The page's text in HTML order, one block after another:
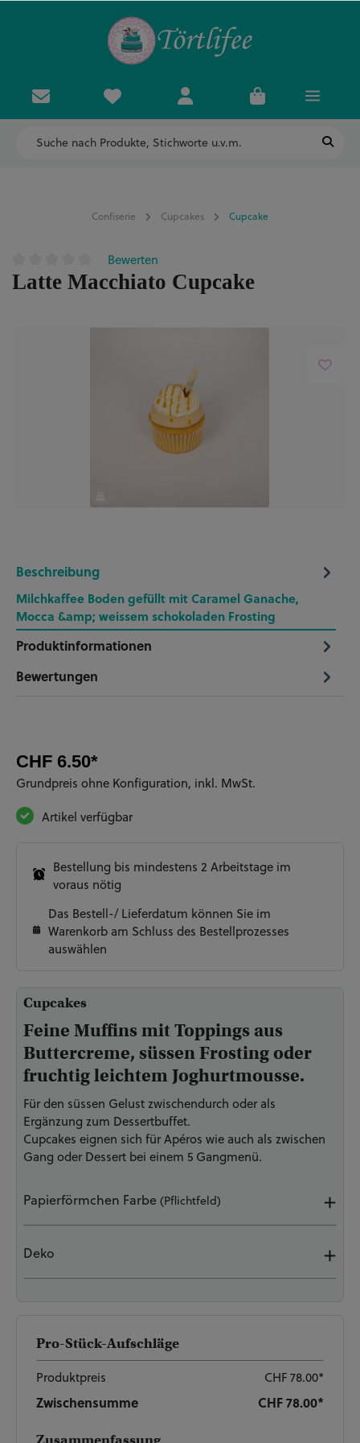
Confiserie Cupcakes Cupcake
Durchschnittliche Bewertung von 0 von 5 Sternen
Bewerten
Latte Macchiato Cupcake
Beschreibung
Milchkaffee Boden gefüllt mit Caramel Ganache,
Mocca &amp; weissem schokoladen Frosting
Produktinformationen
Bewertungen
CHF 6.50*
Grundpreis ohne Konfiguration, inkl. MwSt.
Artikel verfügbar
Bestellung bis mindestens 2 Arbeitstage im
voraus nötig
Das Bestell-/ Lieferdatum können Sie im
Warenkorb am Schluss des Bestellprozesses
auswählen
Cupcakes
Feine Muffins mit Toppings aus
Buttercreme, süssen Frosting oder
fruchtig leichtem Joghurtmousse.
Für den süssen Gelust zwischendurch oder als
Ergänzung zum Dessertbuffet.
Cupcakes eignen sich für Apéros wie auch als zwischen
Gang oder Dessert bei einem 5 Gangmenü.
Papierförmchen Farbe (Pflichtfeld)
Deko
Pro-Stück-Aufschläge
Produktpreis
CHF 78.00*
Zwischensumme CHF 78.00*